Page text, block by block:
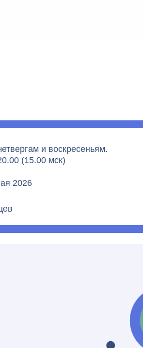
и воскресеньям.
(15.00 мск)
2026